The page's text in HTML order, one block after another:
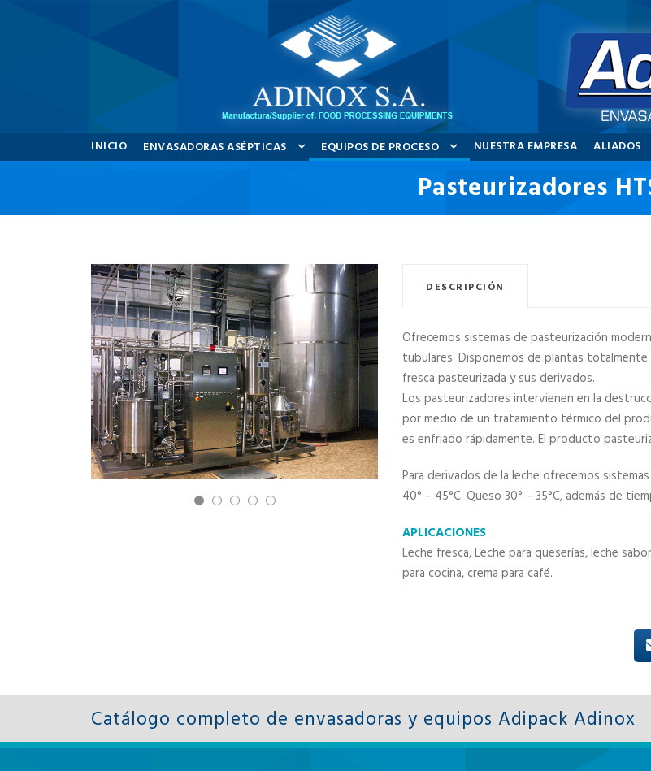
INICIO ENVASADORAS ASÉPTICAS EQUIPOS DE PROCESO NUESTRA EMPRESA ALIADOS
Pasteurizadores
DESCRIPCIÓN
Ofrecemos sistemas de pasteurización
tubulares. Disponemos de plantas
fresca pasteurizada y sus derivados.
Los pasteurizadores intervienen en la
por medio de un tratamiento térmico del
es enfriado rápidamente. El producto
Para derivados de la leche ofrecemos
40° – 45°C. Queso 30° – 35°C, además de
APLICACIONES
Leche fresca, Leche para queserías, leche
para cocina, crema para café.
Catálogo completo de envasadoras y equipos Adipack Adinox